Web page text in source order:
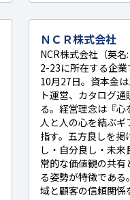
ＮＣＲ株式会社
NCR株式会社（英
2-23に所在する企
10月27日。資本金
ト運営、カタログ
る。経営理念は『心
人と人の心を結ぶギ
指す。五方良しを掲
し・自分良し・未
常的な価値観の共
る姿勢が特徴であ
域と顧客の信頼関係